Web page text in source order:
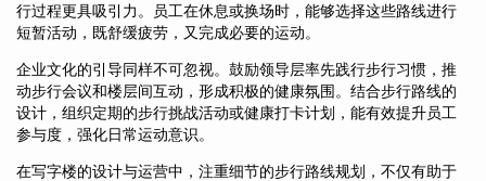
行过程更具吸引力。员工在休息或换场时，能够选择这些路线进行
短暂活动，既舒缓疲劳，又完成必要的运动。
企业文化的引导同样不可忽视。鼓励领导层率先践行步行习惯，推
动步行会议和楼层间互动，形成积极的健康氛围。结合步行路线的
设计，组织定期的步行挑战活动或健康打卡计划，能有效提升员工
参与度，强化日常运动意识。
在写字楼的设计与运营中，注重细节的步行路线规划，不仅有助于